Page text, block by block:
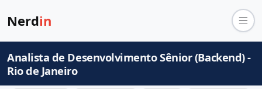
Nerdin
Analista de Desenvolvimento Sênior (Backend) -
Rio de Janeiro